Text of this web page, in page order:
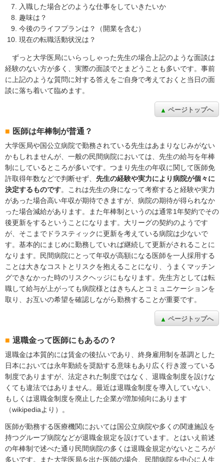
入職した場合どのような仕事をしていきたいか
趣味は？
今後のライフプランは？（開業を含む）
現在の転職活動状況は？
ずっと大学医局にいらっしゃった先生の場合上記のような面談は
経験のない方が多く、実際の面談でとまどうことも多いです。事前
に上記のような質問に対する答えをご自身で考えておくと当日の面
談に落ち着いて臨めます。
ページトップへ
医師は年棒制が普通？
大学医局や国公立病院で勤務されている先生はあまりなじみがない
かもしれませんが、一般の民間病院においては、先生の給与を年棒
制にしているところが多いです。つまり先生の年収に関して医師免
許取得年数などで判断せず、 先生の経験や実力により病院が個々に
決定するものです。これは先生の身になって考察すると経験や実力
があった場合高い年収が期待できますが、病院の期待が得られなか
った場合減給があります。また年棒制というのは通常1年契約でその
後更新をするということになります。大リーグの契約のようです
が、そこまでドラスティックに更新を考えている病院は少ないで
す。基本的にまじめに勤務していれば継続して更新がされることに
なります。民間病院にとって年収が高額になる医師を一人採用する
ことは大きなコストとリスクを抱えることになり、うまくマッチン
グできなかった時のリスクヘッジにもなります。先生方としては転
職して給与が上がっても病院様とはきちんとコミュニケーションを
取り、お互いの希望を確認しながら勤務することが重要です。
ページトップへ
退職金って医師にもあるの？
退職金は本質的には賃金の後払いであり、終身雇用制を基調とした
日本においては永年勤続を奨励する意味もあり広く行き渡っている
制度でありますが、法定された制度ではなく、退職金制度を設けな
くても違法ではありません。最近は退職金制度を導入していない、
もしくは退職金制度を廃止した企業が増加傾向にあります
（wikipediaより）。
医師が勤務する医療機関においては国公立病院や多くの関連施設を
持つグループ病院などが退職金規定を設けています。とはいえ前述
の年棒制で述べた通り民間病院の多くは退職金規定がないところが
多いです。また大学医局を出た医師の場合、民間病院を中心に人生